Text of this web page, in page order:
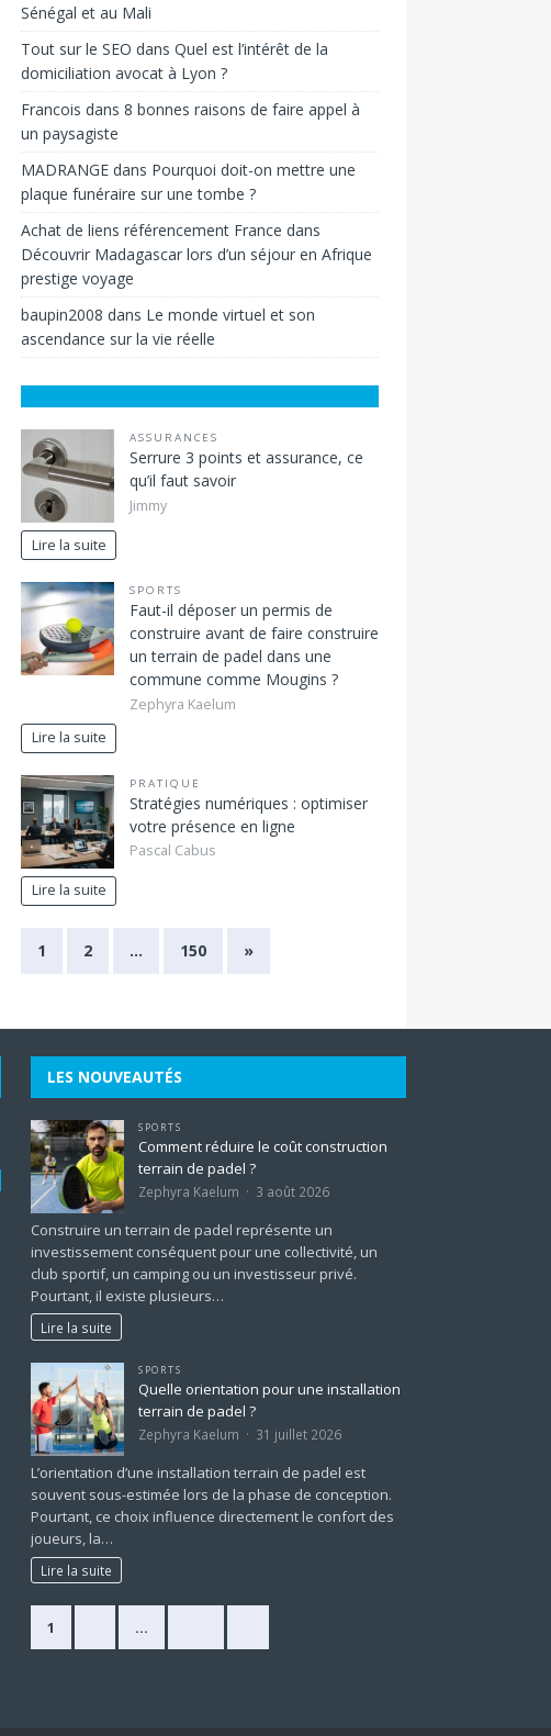
Sénégal et au Mali
Tout sur le SEO dans Quel est l’intérêt de la
domiciliation avocat à Lyon ?
Francois dans 8 bonnes raisons de faire appel à
un paysagiste
MADRANGEdans Pourquoi doit-on mettre une
plaque funéraire sur une tombe ?
Achat de liens référencement France dans
Découvrir Madagascar lors d’un séjour en Afrique
prestige voyage
baupin2008 dans Le monde virtuel et son
ascendance sur la vie réelle
ASSURANCES
Serrure 3 points et assurance, ce
qu’il faut savoir
Jimmy
Lire la suite
SPORTS
Faut-il déposer un permis de
construire avant de faire construire
un terrain de padel dans une
commune comme Mougins ?
Zephyra Kaelum
Lire la suite
PRATIQUE
Stratégies numériques : optimiser
votre présence en ligne
Pascal Cabus
Lire la suite
1 2 … 150 »
LES NOUVEAUTÉS
SPORTS
Comment réduire le coût construction
terrain de padel ?
Zephyra Kaelum 3 août 2026
Construire un terrain de padel représente un
investissement conséquent pour une collectivité, un
club sportif, un camping ou un investisseur privé.
Pourtant, il existe plusieurs…
Lire la suite
SPORTS
Quelle orientation pour une installation
terrain de padel ?
Zephyra Kaelum 31 juillet 2026
L’orientation d’une installation terrain de padel est
souvent sous-estimée lors de la phase de conception.
Pourtant, ce choix influence directement le confort des
joueurs, la…
Lire la suite
1 …